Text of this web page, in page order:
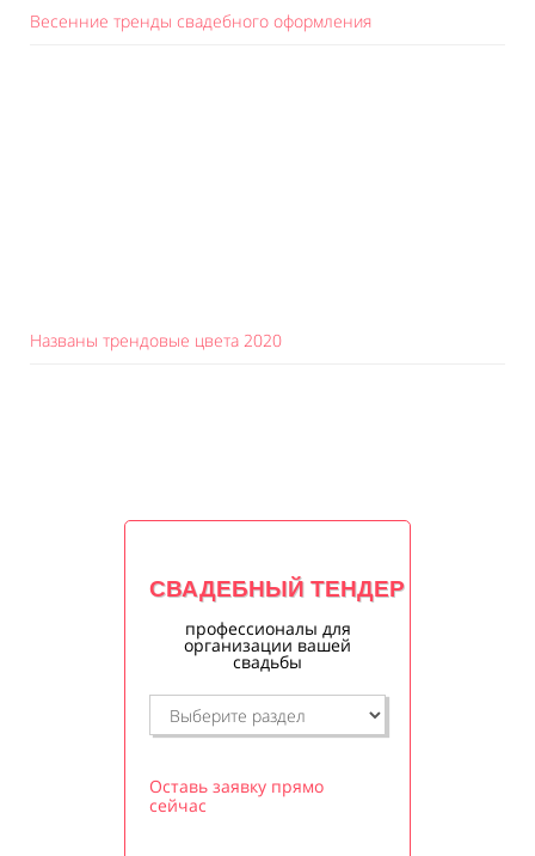
Весенние тренды свадебного оформления
Названы трендовые цвета 2020
СВАДЕБНЫЙ ТЕНДЕР
профессионалы для
организации вашей
свадьбы
Оставь заявку прямо
сейчас